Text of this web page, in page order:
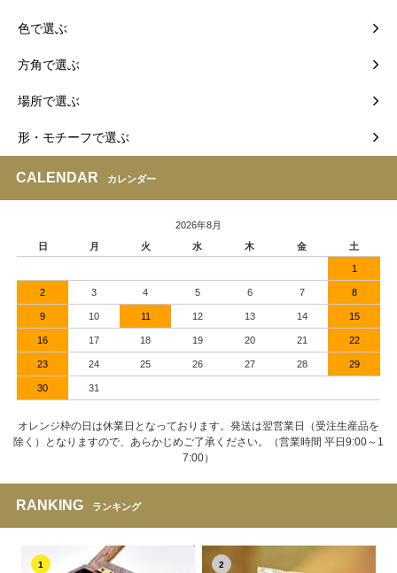
色で選ぶ
方角で選ぶ
場所で選ぶ
形・モチーフで選ぶ
CALENDAR カレンダー
2026年8月
日
月 火 水 木 金 土
1
2 3 4 5 6 7 8
9 10 11 12 13 14 15
16 17 18 19 20 21 22
23 24 25 26 27 28 29
30 31
オレンジ枠の日は休業日となっております。発送は翌営業日（受注生産品を
除く）となりますので、あらかじめご了承ください。（営業時間 平日9:00～1
7:00）
RANKING ランキング
1 2